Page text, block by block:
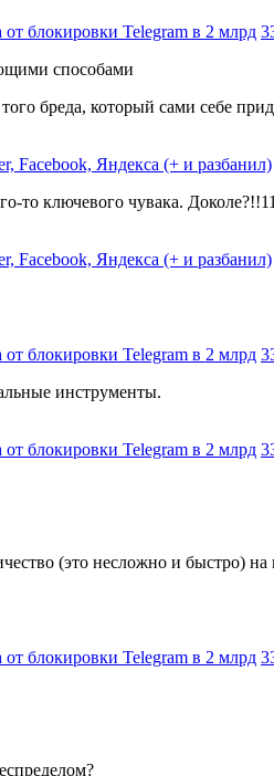
блокировки Telegram в 2 млрд
способами
бреда, который сами себе
Facebook, Яндекса (+ и разбанил)
то ключевого чувака. Доколе?!!11
Facebook, Яндекса (+ и разбанил)
блокировки Telegram в 2 млрд
инструменты.
блокировки Telegram в 2 млрд
(это несложно и быстро)
блокировки Telegram в 2 млрд